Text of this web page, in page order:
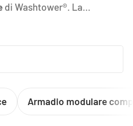
di Washtower®. La
e asciugatrice è dotata
spazio e comfort mentre fai
particolarmente pesanti.
il tuo rialzo,
Armadio modulare